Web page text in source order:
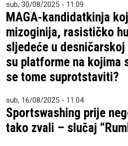
sub, 30/08/2025 - 11:09
MAGA-kandidatkinja
mizoginija, rasističko
sljedeće u
su platforme na kojima
se tome suprotstaviti?
sub, 16/08/2025 - 11:04
Sportswashing prije
tako zvali – slučaj